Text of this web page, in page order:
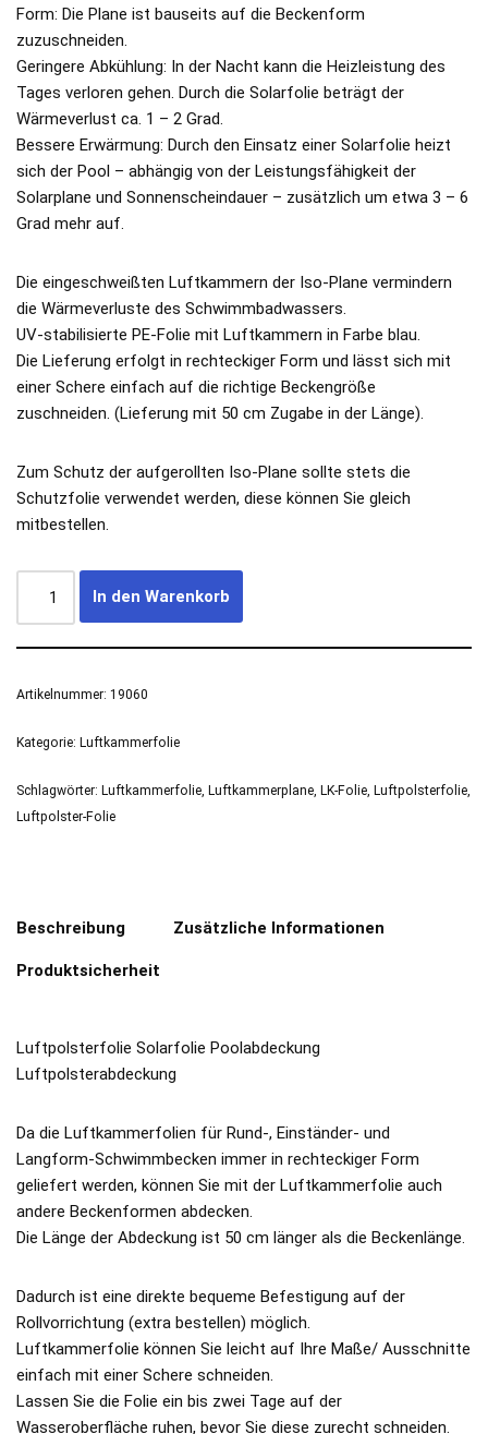
Form: Die Plane ist bauseits auf die Beckenform
zuzuschneiden.
Geringere Abkühlung: In der Nacht kann die Heizleistung des
Tages verloren gehen. Durch die Solarfolie beträgt der
Wärmeverlust ca. 1 – 2 Grad.
Bessere Erwärmung: Durch den Einsatz einer Solarfolie heizt
sich der Pool – abhängig von der Leistungsfähigkeit der
Solarplane und Sonnenscheindauer – zusätzlich um etwa 3 – 6
Grad mehr auf.
Die eingeschweißten Luftkammern der Iso-Plane vermindern
die Wärmeverluste des Schwimmbadwassers.
UV-stabilisierte PE-Folie mit Luftkammern in Farbe blau.
Die Lieferung erfolgt in rechteckiger Form und lässt sich mit
einer Schere einfach auf die richtige Beckengröße
zuschneiden. (Lieferung mit 50 cm Zugabe in der Länge).
Zum Schutz der aufgerollten Iso-Plane sollte stets die
Schutzfolie verwendet werden, diese können Sie gleich
mitbestellen.
In den Warenkorb
Artikelnummer: 19060
Kategorie: Luftkammerfolie
Schlagwörter: Luftkammerfolie, Luftkammerplane, LK-Folie, Luftpolsterfolie,
Luftpolster-Folie
Beschreibung Zusätzliche Informationen
Produktsicherheit
Luftpolsterfolie Solarfolie Poolabdeckung
Luftpolsterabdeckung
Da die Luftkammerfolien für Rund-, Einständer- und
Langform-Schwimmbecken immer in rechteckiger Form
geliefert werden, können Sie mit der Luftkammerfolie auch
andere Beckenformen abdecken.
Die Länge der Abdeckung ist 50 cm länger als die Beckenlänge.
Dadurch ist eine direkte bequeme Befestigung auf der
Rollvorrichtung (extra bestellen) möglich.
Luftkammerfolie können Sie leicht auf Ihre Maße/ Ausschnitte
einfach mit einer Schere schneiden.
Lassen Sie die Folie ein bis zwei Tage auf der
Wasseroberfläche ruhen, bevor Sie diese zurecht schneiden.